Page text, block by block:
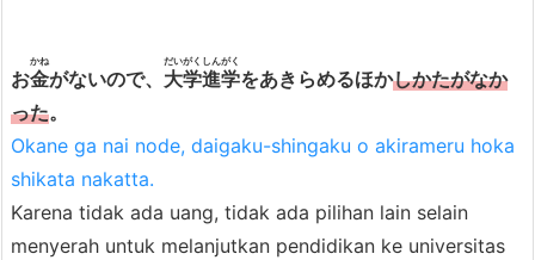
お金
かね
がないので、 大学
だいがく
進学
しんがく
をあきらめるほかしかたがなか
った。
Okane ga nai node, daigaku-shingaku o akirameru hoka
shikata nakatta.
Karena tidak ada uang, tidak ada pilihan lain selain
menyerah untuk melanjutkan pendidikan ke universitas